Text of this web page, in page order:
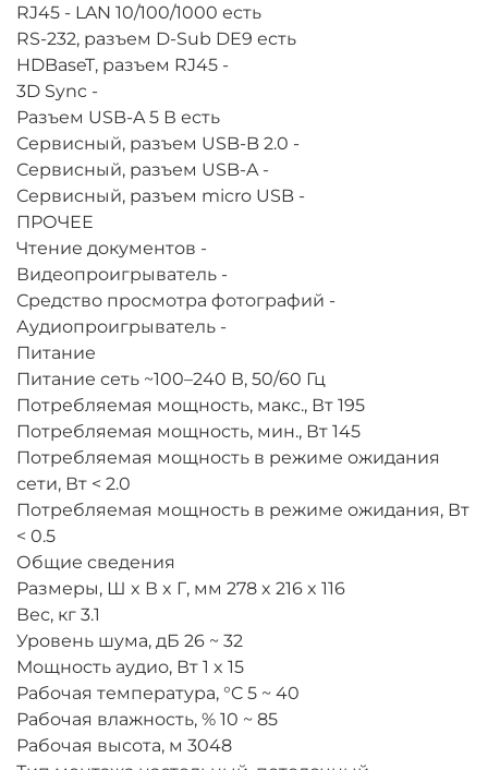
RJ45 - LAN 10/100/1000 есть
RS-232, разъем D-Sub DE9 есть
HDBaseT, разъем RJ45 -
3D Sync -
Разъем USB-A 5 В есть
Сервисный, разъем USB-B 2.0 -
Сервисный, разъем USB-A -
Сервисный, разъем micro USB -
ПРОЧЕЕ
Чтение документов -
Видеопроигрыватель -
Средство просмотра фотографий -
Аудиопроигрыватель -
Питание
Питание сеть ~100–240 В, 50/60 Гц
Потребляемая мощность, макс., Вт 195
Потребляемая мощность, мин., Вт 145
Потребляемая мощность в режиме ожидания
сети, Вт < 2.0
Потребляемая мощность в режиме ожидания, Вт
< 0.5
Общие сведения
Размеры, Ш x В x Г, мм 278 x 216 x 116
Вес, кг 3.1
Уровень шума, дБ 26 ~ 32
Мощность аудио, Вт 1 x 15
Рабочая температура, °C 5 ~ 40
Рабочая влажность, % 10 ~ 85
Рабочая высота, м 3048